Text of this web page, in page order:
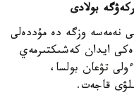
بولادى
نەمەسە وزگە دە مۇددەلى
ەكى ايدان كەشىكتىرمەي
تۋعان بولسا،
قاجەت.